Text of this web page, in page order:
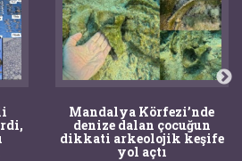
Mandalya Körfezi’nde
denize dalan çocuğun
dikkati arkeolojik keşife
yol açtı